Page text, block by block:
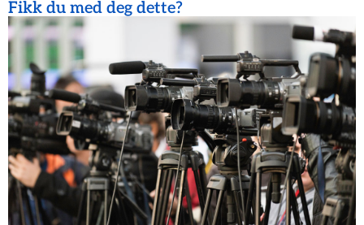
Fikk du med deg dette?